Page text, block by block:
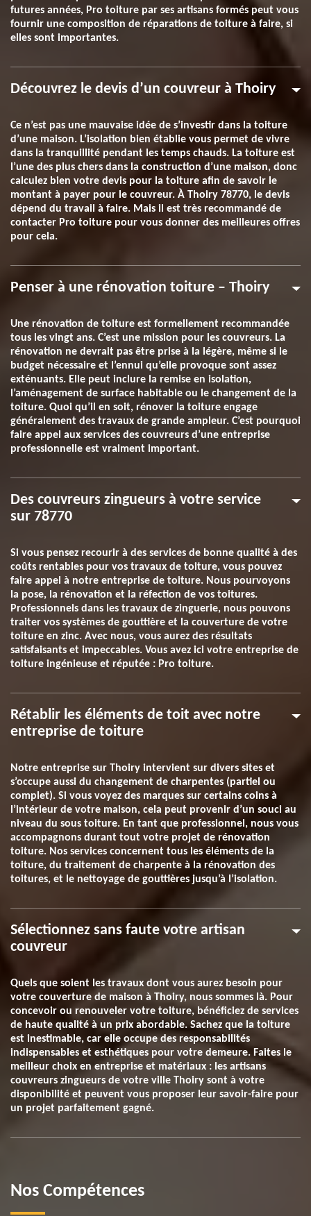
futures années, Pro toiture par ses artisans formés peut vous
fournir une composition de réparations de toiture à faire, si
elles sont importantes.
Découvrez le devis d’un couvreur à Thoiry
Ce n’est pas une mauvaise idée de s’investir dans la toiture
d’une maison. L’isolation bien établie vous permet de vivre
dans la tranquillité pendant les temps chauds. La toiture est
l’une des plus chers dans la construction d’une maison, donc
calculez bien votre devis pour la toiture afin de savoir le
montant à payer pour le couvreur. À Thoiry 78770, le devis
dépend du travail à faire. Mais il est très recommandé de
contacter Pro toiture pour vous donner des meilleures offres
pour cela.
Penser à une rénovation toiture – Thoiry
Une rénovation de toiture est formellement recommandée
tous les vingt ans. C’est une mission pour les couvreurs. La
rénovation ne devrait pas être prise à la légère, même si le
budget nécessaire et l’ennui qu’elle provoque sont assez
exténuants. Elle peut inclure la remise en isolation,
l’aménagement de surface habitable ou le changement de la
toiture. Quoi qu’il en soit, rénover la toiture engage
généralement des travaux de grande ampleur. C’est pourquoi
faire appel aux services des couvreurs d’une entreprise
professionnelle est vraiment important.
Des couvreurs zingueurs à votre service
sur 78770
Si vous pensez recourir à des services de bonne qualité à des
coûts rentables pour vos travaux de toiture, vous pouvez
faire appel à notre entreprise de toiture. Nous pourvoyons
la pose, la rénovation et la réfection de vos toitures.
Professionnels dans les travaux de zinguerie, nous pouvons
traiter vos systèmes de gouttière et la couverture de votre
toiture en zinc. Avec nous, vous aurez des résultats
satisfaisants et impeccables. Vous avez ici votre entreprise de
toiture ingénieuse et réputée : Pro toiture.
Rétablir les éléments de toit avec notre
entreprise de toiture
Notre entreprise sur Thoiry intervient sur divers sites et
s’occupe aussi du changement de charpentes (partiel ou
complet). Si vous voyez des marques sur certains coins à
l’intérieur de votre maison, cela peut provenir d’un souci au
niveau du sous toiture. En tant que professionnel, nous vous
accompagnons durant tout votre projet de rénovation
toiture. Nos services concernent tous les éléments de la
toiture, du traitement de charpente à la rénovation des
toitures, et le nettoyage de gouttières jusqu’à l’isolation.
Sélectionnez sans faute votre artisan
couvreur
Quels que soient les travaux dont vous aurez besoin pour
votre couverture de maison à Thoiry, nous sommes là. Pour
concevoir ou renouveler votre toiture, bénéficiez de services
de haute qualité à un prix abordable. Sachez que la toiture
est inestimable, car elle occupe des responsabilités
indispensables et esthétiques pour votre demeure. Faites le
meilleur choix en entreprise et matériaux : les artisans
couvreurs zingueurs de votre ville Thoiry sont à votre
disponibilité et peuvent vous proposer leur savoir-faire pour
un projet parfaitement gagné.
Nos Compétences